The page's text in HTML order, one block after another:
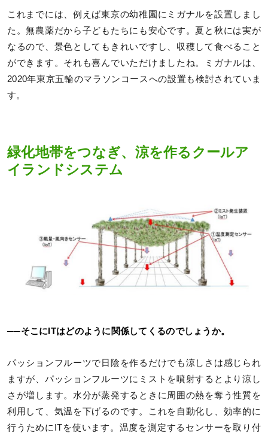
これまでには、例えば東京の幼稚園にミガナルを設置しまし
た。無農薬だから子どもたちにも安心です。夏と秋には実が
なるので、景色としてもきれいですし、収穫して食べること
ができます。それも喜んでいただけましたね。ミガナルは、
2020年東京五輪のマラソンコースへの設置も検討されていま
す。
緑化地帯をつなぎ、涼を作るクールア
イランドシステム
──そこにITはどのように関係してくるのでしょうか。
パッションフルーツで日陰を作るだけでも涼しさは感じられ
ますが、パッションフルーツにミストを噴射するとより涼し
さが増します。水分が蒸発するときに周囲の熱を奪う性質を
利用して、気温を下げるのです。これを自動化し、効率的に
行うためにITを使います。温度を測定するセンサーを取り付